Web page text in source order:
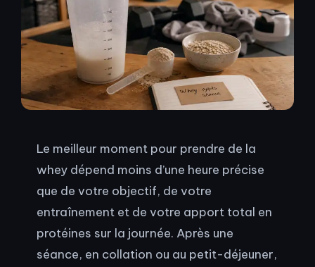
Le meilleur moment pour prendre de la
whey dépend moins d’une heure précise
que de votre objectif, de votre
entraînement et de votre apport total en
protéines sur la journée. Après une
séance, en collation ou au petit-déjeuner,